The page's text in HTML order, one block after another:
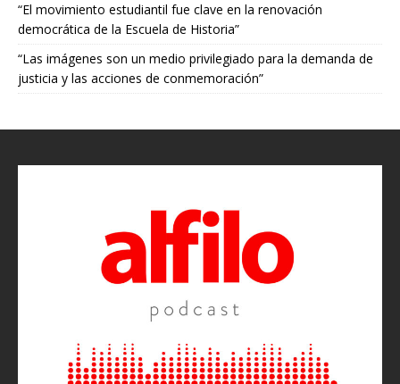
“El movimiento estudiantil fue clave en la renovación
democrática de la Escuela de Historia”
“Las imágenes son un medio privilegiado para la demanda de
justicia y las acciones de conmemoración”